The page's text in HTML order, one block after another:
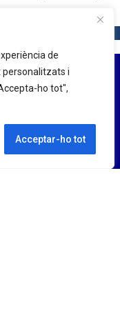
de
personalitzats i
ho tot",
Acceptar-ho tot